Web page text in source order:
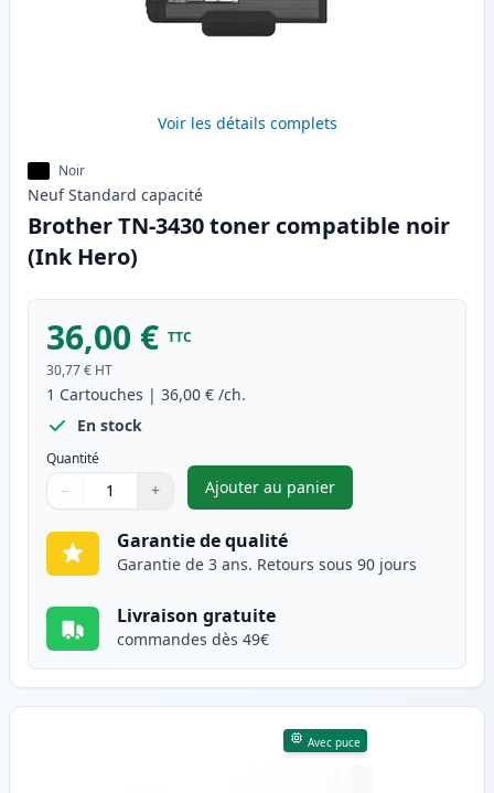
Voir les détails complets
Noir
Neuf Standard capacité
Brother TN-3430 toner compatible noir
(Ink Hero)
36,00 € TTC
30,77 € HT
1 Cartouches | 36,00 € /ch.
En stock
Quantité
Quantité
Utilisez les boutons pour ajuster
− +
Quantité
Ajouter au panier
,Brother TN-3430 toner
Garantie de qualité
Garantie de 3 ans. Retours sous 90 jours
Livraison gratuite
commandes dès 49€
Avec puce